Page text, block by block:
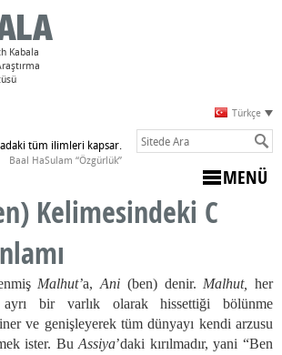
Kabala
Türkçe
tüm ilimleri kapsar.
Baal HaSulam “Özgürlük”
MENÜ
Kelimesindeki C
Malhut’a,Ani (ben) denir. Malhut,
her
ayrı bir varlık olarak hissettiği bölünme
iner ve genişleyerek tüm dünyayı kendi arzusu
ister. BuAssiya’daki kırılmadır, yani “Ben